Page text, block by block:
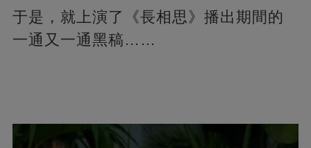
于是，就上演了《長相思》播出期間的
一通又一通黑稿……